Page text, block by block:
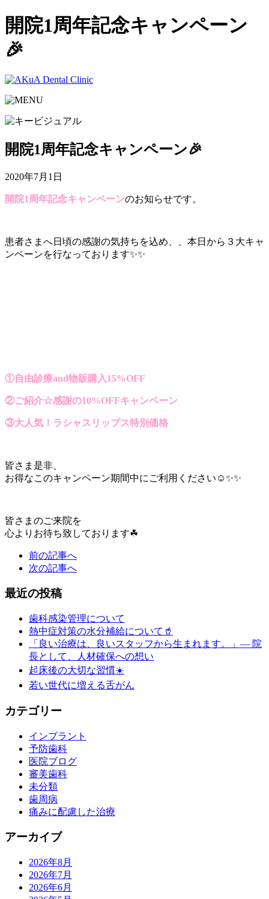
開院1周年記念キャンペーン
🎉
開院1周年記念キャンペーン🎉
2020年7月1日
開院1周年記念キャンペーンのお知らせです。
患者さまへ日頃の感謝の気持ちを込め、、本日から３大キャ
ンペーンを行なっております✨✨
①自由診療and物販購入15%OFF
②ご紹介☆感謝の10%OFFキャンペーン
③大人気！ラシャスリップス特別価格
皆さま是非、
お得なこのキャンペーン期間中にご利用ください☺️✨✨
皆さまのご来院を
心よりお待ち致しております☘
前の記事へ
次の記事へ
最近の投稿
歯科感染管理について
熱中症対策の水分補給について🥤
「良い治療は、良いスタッフから生まれます。」― 院
長として、人材確保への想い
起床後の大切な習慣☀️
若い世代に増える舌がん
カテゴリー
インプラント
予防歯科
医院ブログ
審美歯科
未分類
歯周病
痛みに配慮した治療
アーカイブ
2026年8月
2026年7月
2026年6月